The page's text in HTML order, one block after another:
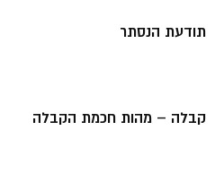
תודעת הנסתר
קבלה – מהות חכמת הקבלה